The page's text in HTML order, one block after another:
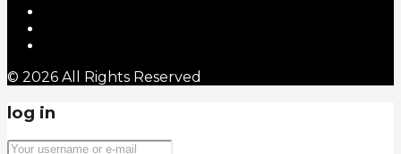
© 2026 All Rights Reserved
log in